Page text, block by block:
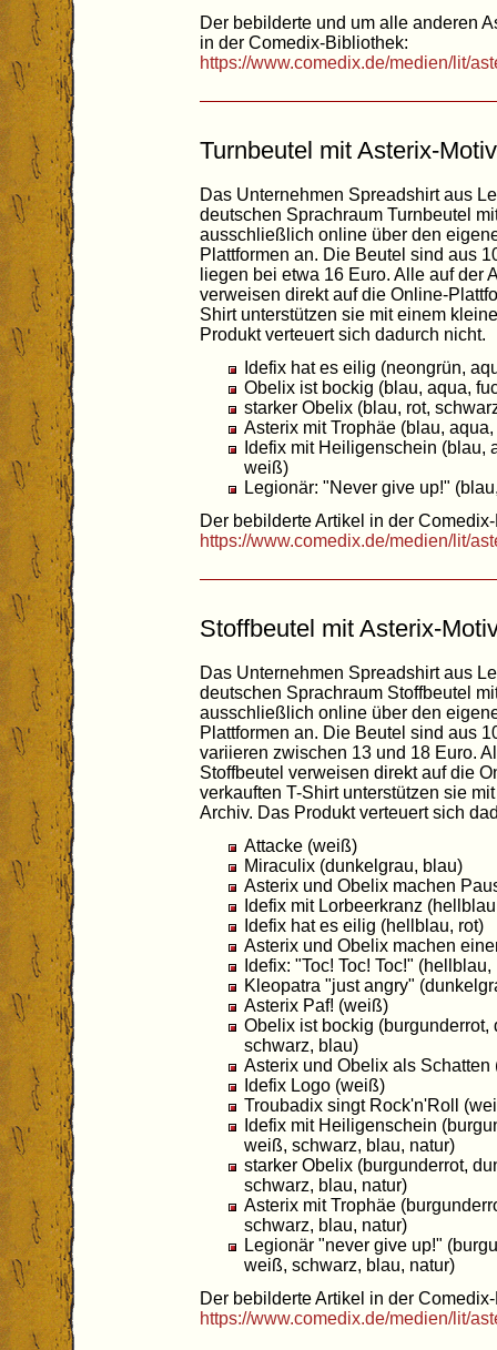
Der bebilderte und um alle anderen
in der Comedix-Bibliothek:
https://www.comedix.de/medien/lit/
Turnbeutel mit Asterix-
Das Unternehmen Spreadshirt aus
deutschen Sprachraum Turnbeutel
ausschließlich online über den
Plattformen an. Die Beutel sind aus
liegen bei etwa 16 Euro. Alle auf der
verweisen direkt auf die Online-
Shirt unterstützen sie mit einem
Produkt verteuert sich dadurch nicht.
Idefix hat es eilig (neongrün,
Obelix ist bockig (blau, aqua,
starker Obelix (blau, rot,
Asterix mit Trophäe (blau,
Idefix mit Heiligenschein (blau,
weiß)
Legionär: "Never give up!"
Der bebilderte Artikel in der
https://www.comedix.de/medien/lit/
Stoffbeutel mit Asterix-
Das Unternehmen Spreadshirt aus
deutschen Sprachraum Stoffbeutel
ausschließlich online über den
Plattformen an. Die Beutel sind aus
variieren zwischen 13 und 18 Euro.
Stoffbeutel verweisen direkt auf die
verkauften T-Shirt unterstützen sie
Archiv. Das Produkt verteuert sich
Attacke (weiß)
Miraculix (dunkelgrau, blau)
Asterix und Obelix machen
Idefix mit Lorbeerkranz
Idefix hat es eilig (hellblau, rot)
Asterix und Obelix machen
Idefix: "Toc! Toc! Toc!"
Kleopatra "just angry"
Asterix Paf! (weiß)
Obelix ist bockig
schwarz, blau)
Asterix und Obelix als
Idefix Logo (weiß)
Troubadix singt Rock'n'Roll
Idefix mit Heiligenschein
weiß, schwarz, blau, natur)
starker Obelix (burgunderrot,
schwarz, blau, natur)
Asterix mit Trophäe
schwarz, blau, natur)
Legionär "never give up!"
weiß, schwarz, blau, natur)
Der bebilderte Artikel in der
https://www.comedix.de/medien/lit/